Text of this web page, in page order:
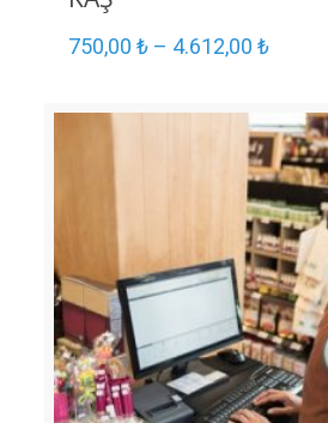
750,00 ₺– 4.612,00 ₺